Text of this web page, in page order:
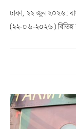
ঢাকা, ২২ জুন ২০২৬:
(২২-০৬-২০২৬) বিভিন্ন